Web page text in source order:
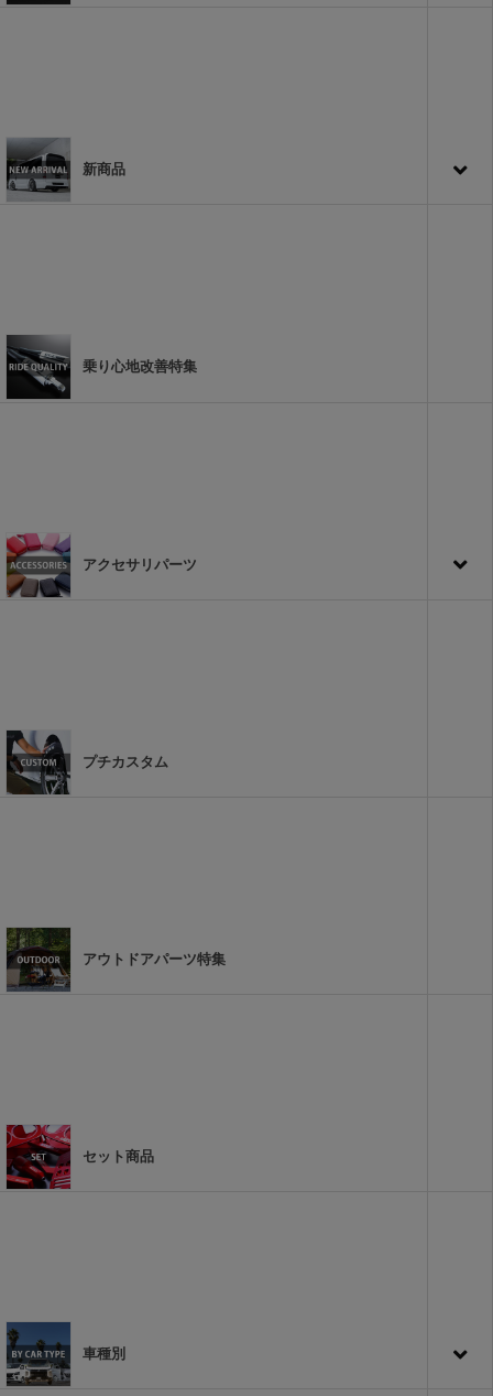
新商品
乗り心地改善特集
アクセサリパーツ
プチカスタム
アウトドアパーツ特集
セット商品
車種別